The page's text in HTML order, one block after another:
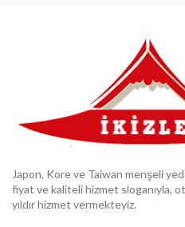
Japon, Kore ve Taiwan menşeli
fiyat ve kaliteli hizmet sloganıyla,
yıldır hizmet vermekteyiz.